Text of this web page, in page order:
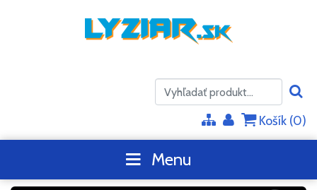
Košík (0)
Menu